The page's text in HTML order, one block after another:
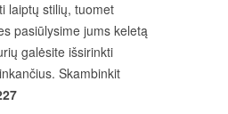
laiptų stilių, tuomet
pasiūlysime jums keletą
galėsite išsirinkti
Skambinkit